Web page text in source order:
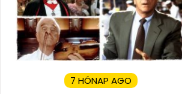
7 HÓNAP AGO